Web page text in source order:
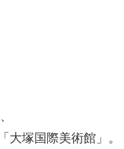
塚国際美術館」。